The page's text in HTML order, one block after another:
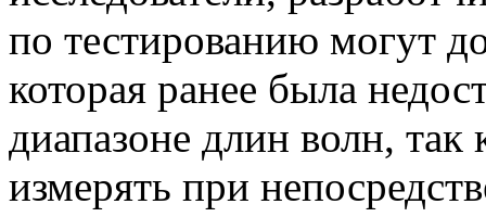
по тестированию могут
которая ранее была
диапазоне длин волн,
измерять при